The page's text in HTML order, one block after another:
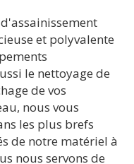
et polyvalente
le nettoyage de
de vos
nous vous
les plus brefs
de notre matériel à
nous servons de